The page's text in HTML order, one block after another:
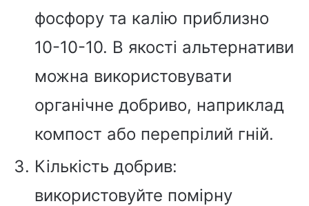
фосфору та калію приблизно
10-10-10. В якості альтернативи
можна використовувати
органічне добриво, наприклад
компост або перепрілий гній.
Кількість добрив:
використовуйте помірну